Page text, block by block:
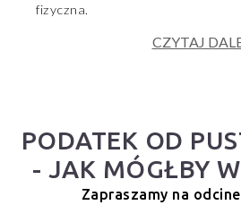
fizyczna.
CZYTAJ
PODATEK OD
- JAK MÓGŁBY
Zapraszamy na